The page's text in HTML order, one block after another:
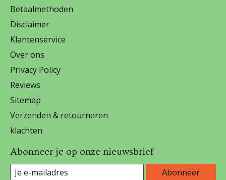
Betaalmethoden
Disclaimer
Klantenservice
Over ons
Privacy Policy
Reviews
Sitemap
Verzenden & retourneren
klachten
Abonneer je op onze nieuwsbrief
Abonneer